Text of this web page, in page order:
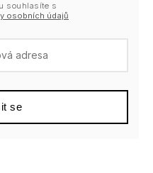
souhlasíte s
osobních údajů
se